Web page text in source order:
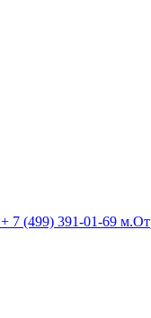
+ 7 (499) 391-01-69